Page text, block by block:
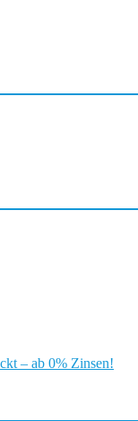
– ab 0% Zinsen!